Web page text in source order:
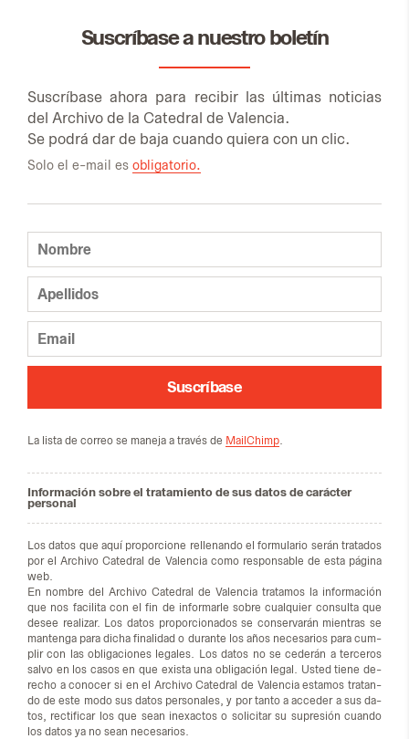
Suscríbase a nuestro boletín
Sus­crí­ba­se aho­ra para re­ci­bir las úl­ti­mas no­ti­cias
del Ar­chi­vo de la Ca­te­dral de Va­len­cia.
Se po­drá dar de baja cuan­do quie­ra con un clic.
Solo el e-mail es obligatorio.
Suscríbase
La lis­ta de co­rreo se ma­ne­ja a tra­vés de MailChimp
Información sobre el tratamiento de sus datos de carácter
personal
Los da­tos que aquí pro­por­cio­ne re­lle­nan­do el for­mu­la­rio se­rán tra­ta­dos
por el Ar­chi­vo Ca­te­dral de Va­len­cia como res­pon­sa­ble de esta pá­gi­na
web.
En nom­bre del Ar­chi­vo Ca­te­dral de Va­len­cia tra­ta­mos la in­for­ma­ción
que nos fa­ci­li­ta con el fin de in­for­mar­le so­bre cual­quier con­sul­ta que
desee rea­li­zar. Los da­tos pro­por­cio­na­dos se con­ser­va­rán mien­tras se
man­ten­ga para di­cha fi­na­li­dad o du­ran­te los años ne­ce­sa­rios para cum­
plir con las obli­ga­cio­nes le­ga­les. Los da­tos no se ce­de­rán a ter­ce­ros
sal­vo en los ca­sos en que exis­ta una obli­ga­ción le­gal. Us­ted tie­ne de­
re­cho a co­no­cer si en el Ar­chi­vo Ca­te­dral de Va­len­cia es­ta­mos tra­tan­
do de este modo sus da­tos per­so­na­les, y por tan­to a ac­ce­der a sus da­
tos, rec­ti­fi­car los que sean inexac­tos o so­li­ci­tar su su­pre­sión cuan­do
los da­tos ya no sean ne­ce­sa­rios.